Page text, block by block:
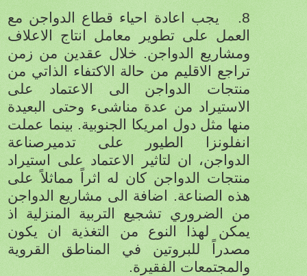
8.
يجب اعادة احياء قطاع الدواجن مع
العمل على تطوير معامل انتاج الاعلاف
ومشاريع الدواجن. خلال عقدين من زمن
تراجع الاقليم من حالة الاكتفاء الذاتي من
منتجات الدواجن الى الاعتماد على
الاستيراد من عدة مناشىء وحتى البعيدة
منها مثل دول امريكا الجنوبية. بينما عملت
انفلونزا الطيور على تدميرصناعة
الدواجن، ان لتاثير الاعتماد على استيراد
منتجات الدواجن كان له اثراً مماثلاً على
هذه الصناعة. اضافة الى مشاريع الدواجن
من الضروري تشجيع التربية المنزلية اذ
يمكن لهذا النوع من التغذية ان يكون
مصدراً للبروتين في المناطق القروية
والمجتمعات الفقيرة.